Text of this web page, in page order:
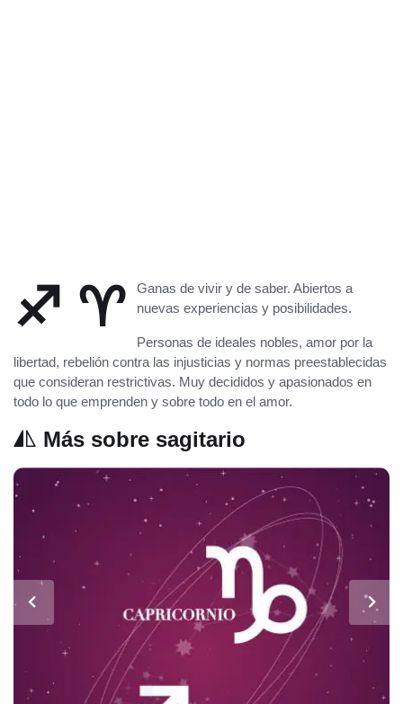
♐ ♈
Ganas de vivir y de saber. Abiertos a
nuevas experiencias y posibilidades.
Personas de ideales nobles, amor por la
libertad, rebelión contra las injusticias y normas preestablecidas
que consideran restrictivas. Muy decididos y apasionados en
todo lo que emprenden y sobre todo en el amor.
Más sobre sagitario